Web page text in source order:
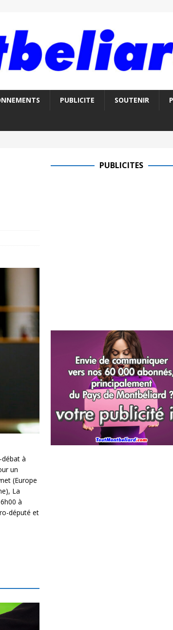
PUBLICITE SOUTENIR
à
un
(Europe
La
à
député et
PUBLICITES